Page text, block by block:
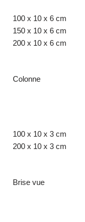
100 x 10 x 6 cm
150 x 10 x 6 cm
200 x 10 x 6 cm
Colonne
100 x 10 x 3 cm
200 x 10 x 3 cm
Brise vue